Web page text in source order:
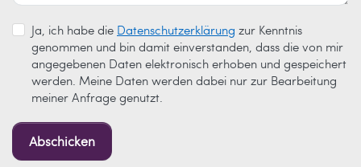
Ja, ich habe die Datenschutzerklärung zur Kenntnis
genommen und bin damit einverstanden, dass die von mir
angegebenen Daten elektronisch erhoben und gespeichert
werden. Meine Daten werden dabei nur zur Bearbeitung
meiner Anfrage genutzt.
Abschicken